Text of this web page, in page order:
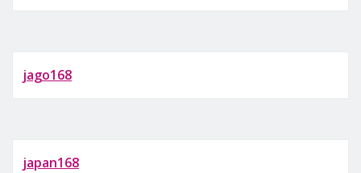
jago168
japan168